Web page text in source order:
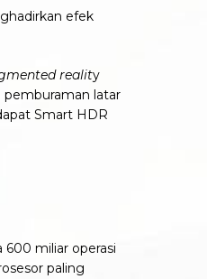
efek
reality
pemburaman latar
Smart HDR
miliar operasi
paling